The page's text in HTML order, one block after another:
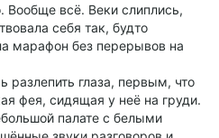
Вообще всё. Веки слиплись,
себя так, будто
марафон без перерывов на
глаза, первым, что
фея, сидящая у неё на груди.
палате с белыми